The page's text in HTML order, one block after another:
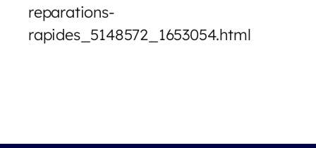
reparations-
rapides_5148572_1653054.html